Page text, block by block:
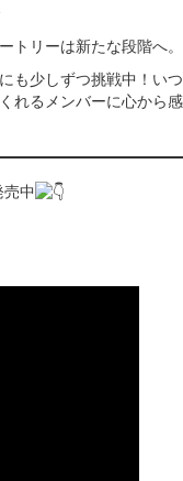
トリーは新たな段階へ。
も少しずつ挑戦中！いつ
れるメンバーに心から感
中